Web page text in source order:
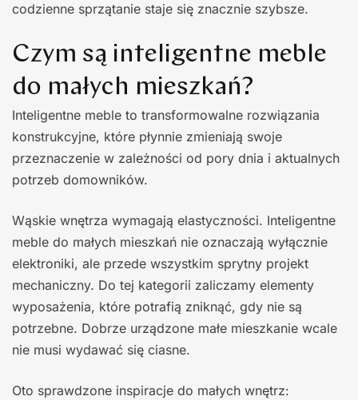
codzienne sprzątanie staje się znacznie szybsze.
Czym są inteligentne meble
do małych mieszkań?
Inteligentne meble to transformowalne rozwiązania
konstrukcyjne, które płynnie zmieniają swoje
przeznaczenie w zależności od pory dnia i aktualnych
potrzeb domowników.
Wąskie wnętrza wymagają elastyczności. Inteligentne
meble do małych mieszkań nie oznaczają wyłącznie
elektroniki, ale przede wszystkim sprytny projekt
mechaniczny. Do tej kategorii zaliczamy elementy
wyposażenia, które potrafią zniknąć, gdy nie są
potrzebne. Dobrze urządzone małe mieszkanie wcale
nie musi wydawać się ciasne.
Oto sprawdzone inspiracje do małych wnętrz: